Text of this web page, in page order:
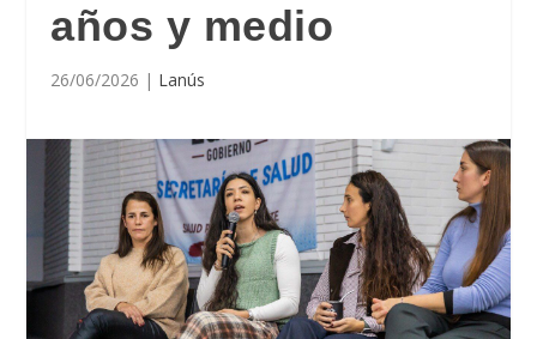
años y medio
26/06/2026 | Lanús